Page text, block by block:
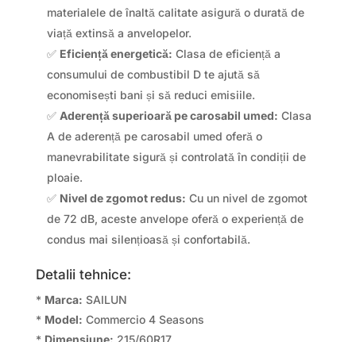
materialele de înaltă calitate asigură o durată de
viață extinsă a anvelopelor.
✅ Eficiență energetică: Clasa de eficiență a
consumului de combustibil D te ajută să
economisești bani și să reduci emisiile.
✅ Aderență superioară pe carosabil umed: Clasa
A de aderență pe carosabil umed oferă o
manevrabilitate sigură și controlată în condiții de
ploaie.
✅ Nivel de zgomot redus: Cu un nivel de zgomot
de 72 dB, aceste anvelope oferă o experiență de
condus mai silențioasă și confortabilă.
Detalii tehnice:
* Marca: SAILUN
* Model: Commercio 4 Seasons